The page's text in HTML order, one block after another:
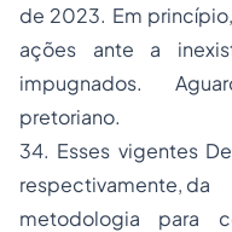
de 2023. Em
ações ante a
impugnados.
pretoriano.
34. Esses vigentes
respectivamente, da
metodologia para